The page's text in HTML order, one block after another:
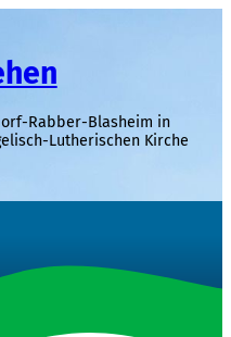
Rabber-Blasheim in
Lutherischen Kirche